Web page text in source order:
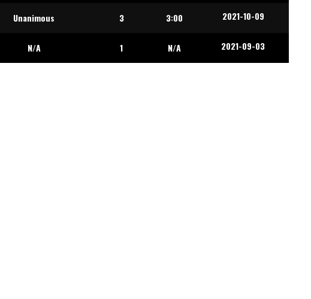
Unanimous 3 3:00 2021-10-09
N/A 1 N/A 2021-09-03